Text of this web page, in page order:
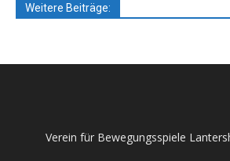
Weitere Beiträge:
Verein für Bewegungsspiele